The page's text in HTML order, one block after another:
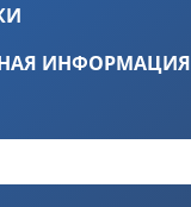
ИНФОРМАЦИЯ